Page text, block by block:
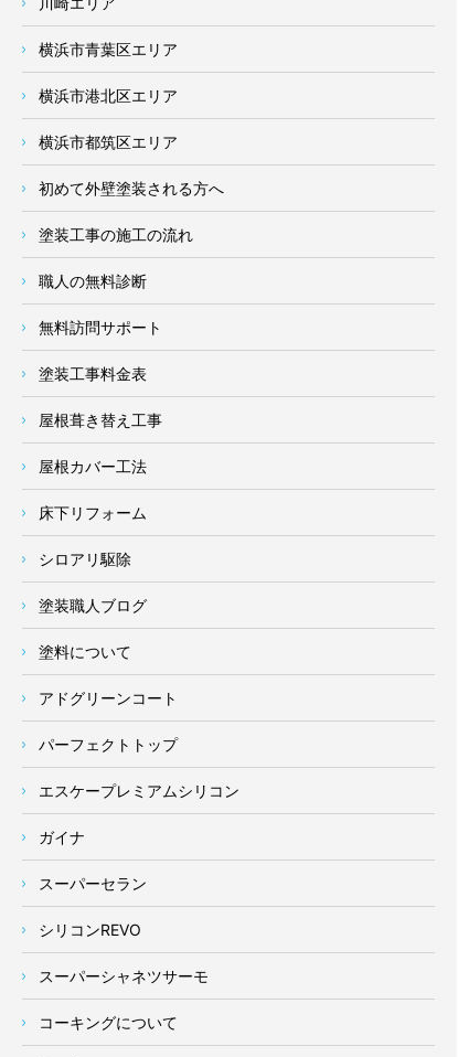
横浜市青葉区エリア
横浜市港北区エリア
横浜市都筑区エリア
初めて外壁塗装される方へ
塗装工事の施工の流れ
職人の無料診断
無料訪問サポート
塗装工事料金表
屋根葺き替え工事
屋根カバー工法
床下リフォーム
シロアリ駆除
塗装職人ブログ
塗料について
アドグリーンコート
パーフェクトトップ
エスケープレミアムシリコン
ガイナ
スーパーセラン
シリコンREVO
スーパーシャネツサーモ
コーキングについて